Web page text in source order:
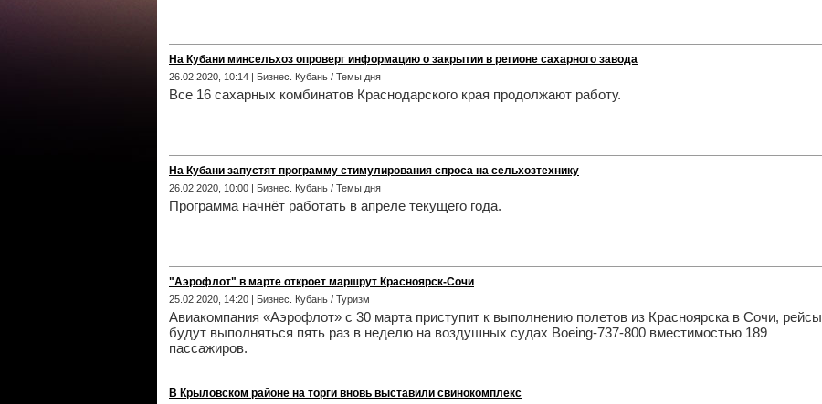
На Кубани минсельхоз опроверг информацию о закрытии в регионе сахарного завода
26.02.2020, 10:14 | Бизнес. Кубань / Темы дня
Все 16 сахарных комбинатов Краснодарского края продолжают работу.
На Кубани запустят программу стимулирования спроса на сельхозтехнику
26.02.2020, 10:00 | Бизнес. Кубань / Темы дня
Программа начнёт работать в апреле текущего года.
"Аэрофлот" в марте откроет маршрут Красноярск-Сочи
25.02.2020, 14:20 | Бизнес. Кубань / Туризм
Авиакомпания «Аэрофлот» с 30 марта приступит к выполнению полетов из Красноярска в Сочи, рейсы
будут выполняться пять раз в неделю на воздушных судах Boeing-737-800 вместимостью 189
пассажиров.
В Крыловском районе на торги вновь выставили свинокомплекс